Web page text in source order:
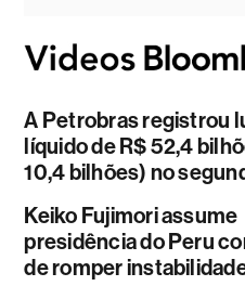
A Petrobras registrou
líquido de R$ 52,4
10,4 bilhões) no
Keiko Fujimori assume
presidência do Peru
de romper